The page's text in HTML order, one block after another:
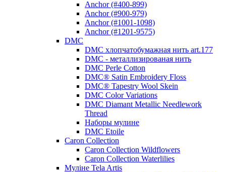
Anchor (#400-899)
Anchor (#900-979)
Anchor (#1001-1098)
Anchor (#1201-9575)
DMC
DMC хлопчатобумажная нить art.177
DMC - металлизированая нить
DMC Perle Cotton
DMC® Satin Embroidery Floss
DMC® Tapestry Wool Skein
DMC Color Variations
DMC Diamant Metallic Needlework
Thread
Наборы мулине
DMC Etoile
Caron Collection
Caron Collection Wildflowers
Caron Collection Waterlilies
Муліне Tela Artis